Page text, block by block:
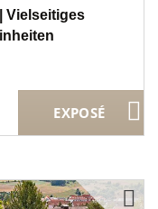
Vielseitiges